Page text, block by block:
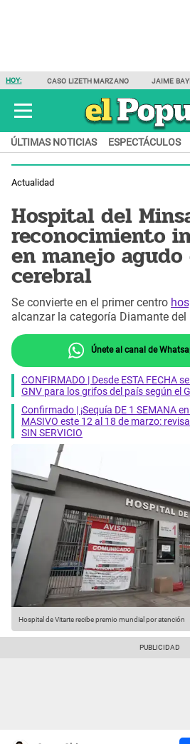
HOY: CASO LIZETH MARZANO JAIME
ÚLTIMAS NOTICIAS ESPECTÁCULOS
Actualidad
Hospital del
reconocimiento
en manejo
cerebral
Se convierte en el primer centro
alcanzar la categoría Diamante del
Únete al canal de
CONFIRMADO | Desde ESTA FECHA
GNV para los grifos del país según el
Confirmado | ¡Sequía DE 1 SEMANA
MASIVO este 12 al 18 de marzo:
SIN SERVICIO
Hospital de Vitarte recibe premio mundial por atención